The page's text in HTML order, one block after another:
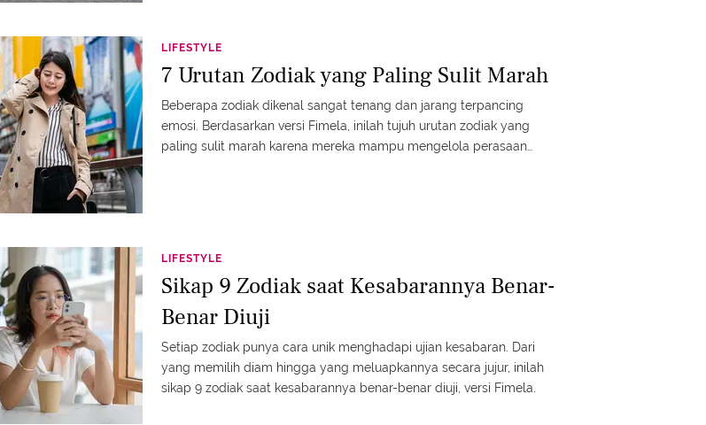
LIFESTYLE
7 Urutan Zodiak yang Paling Sulit Marah
Beberapa zodiak dikenal sangat tenang dan jarang terpancing
emosi. Berdasarkan versi Fimela, inilah tujuh urutan zodiak yang
paling sulit marah karena mereka mampu mengelola perasaan
LIFESTYLE
Sikap 9 Zodiak saat Kesabarannya Benar-
Benar Diuji
Setiap zodiak punya cara unik menghadapi ujian kesabaran. Dari
yang memilih diam hingga yang meluapkannya secara jujur, inilah
sikap 9 zodiak saat kesabarannya benar-benar diuji, versi Fimela.